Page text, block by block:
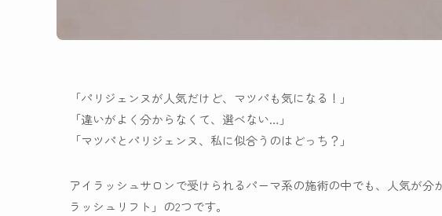
「パリジェンヌが人気だけど、マツパも気になる！」
「違いがよく分からなくて、選べない…」
「マツパとパリジェンヌ、私に似合うのはどっち？」
アイラッシュサロンで受けられるパーマ系の施術の中でも、人気が
ラッシュリフト」の2つです。